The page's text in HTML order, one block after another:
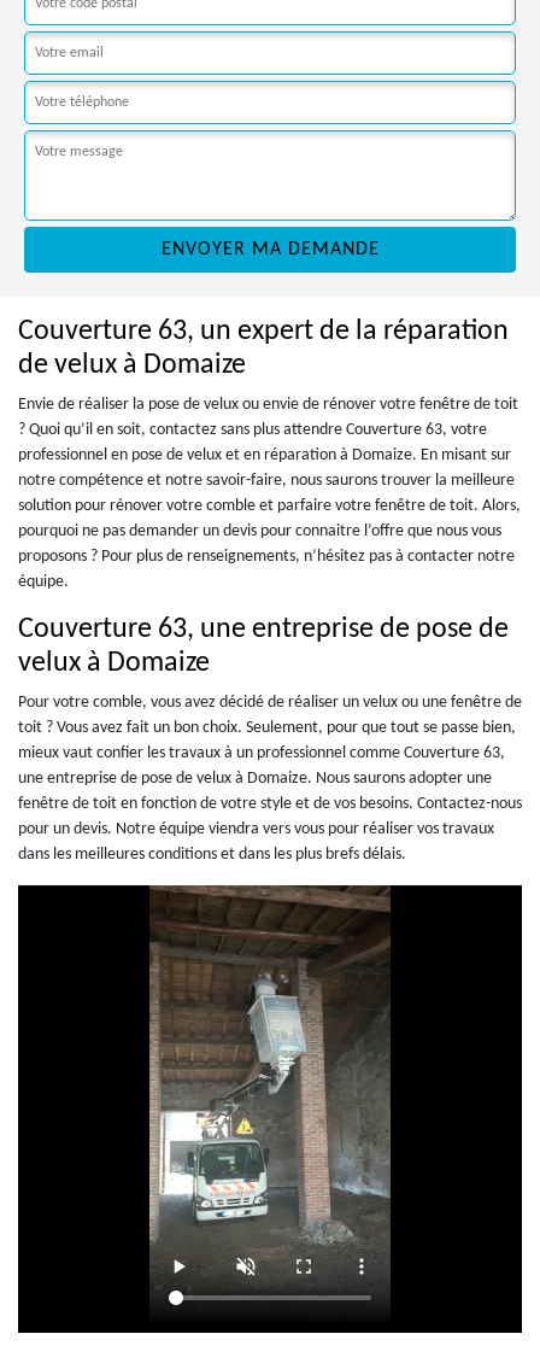
Couverture 63, un expert de la réparation
de velux à Domaize
Envie de réaliser la pose de velux ou envie de rénover votre fenêtre de toit
? Quoi qu’il en soit, contactez sans plus attendre Couverture 63, votre
professionnel en pose de velux et en réparation à Domaize. En misant sur
notre compétence et notre savoir-faire, nous saurons trouver la meilleure
solution pour rénover votre comble et parfaire votre fenêtre de toit. Alors,
pourquoi ne pas demander un devis pour connaitre l’offre que nous vous
proposons ? Pour plus de renseignements, n’hésitez pas à contacter notre
équipe.
Couverture 63, une entreprise de pose de
velux à Domaize
Pour votre comble, vous avez décidé de réaliser un velux ou une fenêtre de
toit ? Vous avez fait un bon choix. Seulement, pour que tout se passe bien,
mieux vaut confier les travaux à un professionnel comme Couverture 63,
une entreprise de pose de velux à Domaize. Nous saurons adopter une
fenêtre de toit en fonction de votre style et de vos besoins. Contactez-nous
pour un devis. Notre équipe viendra vers vous pour réaliser vos travaux
dans les meilleures conditions et dans les plus brefs délais.